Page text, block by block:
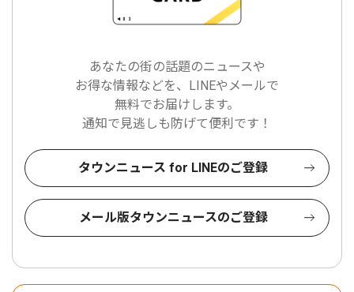
あなたの街の話題のニュースや
お得な情報などを、LINEやメールで
無料でお届けします。
通知で見逃しも防げて便利です！
タウンニュース for LINEのご登録
メール版タウンニュースのご登録